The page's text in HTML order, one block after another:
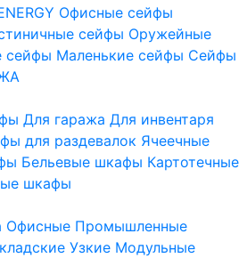
Офисные сейфы
сейфы Оружейные
сейфы Маленькие сейфы Сейфы
Для гаража Для инвентаря
для раздевалок Ячеечные
Бельевые шкафы Картотечные
шкафы
Офисные Промышленные
Узкие Модульные